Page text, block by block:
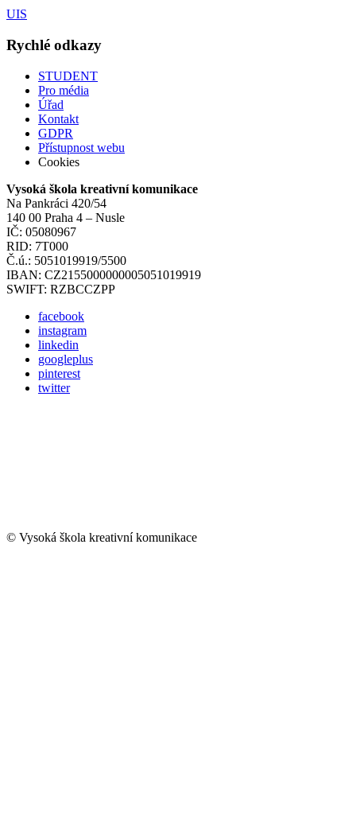
UIS
Rychlé odkazy
STUDENT
Pro média
Úřad
Kontakt
GDPR
Přístupnost webu
Cookies
Vysoká škola kreativní komunikace
Na Pankráci 420/54
140 00 Praha 4 – Nusle
IČ: 05080967
RID: 7T000
Č.ú.: 5051019919/5500
IBAN: CZ2155000000005051019919
SWIFT: RZBCCZPP
facebook
instagram
linkedin
googleplus
pinterest
twitter
© Vysoká škola kreativní komunikace